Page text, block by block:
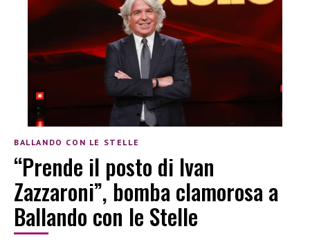
BALLANDO CON LE STELLE
“Prende il posto di Ivan
Zazzaroni”, bomba clamorosa a
Ballando con le Stelle